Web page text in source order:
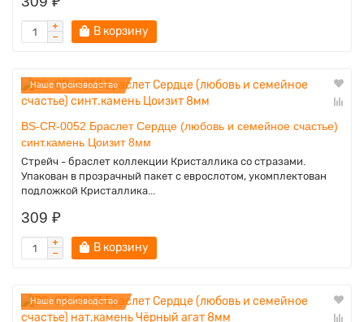
В корзину
Наше производство
BS-CR-0052 Браслет Сердце (любовь и семейное счастье)
синт.камень Цоизит 8мм
Стрейч - браслет коллекции Кристаллика со стразами.
Упакован в прозрачный пакет с еврослотом, укомплектован
подложкой Кристаллика...
309 ₽
В корзину
Наше производство